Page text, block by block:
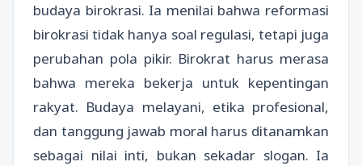
budaya birokrasi. Ia menilai bahwa reformasi
birokrasi tidak hanya soal regulasi, tetapi juga
perubahan pola pikir. Birokrat harus merasa
bahwa mereka bekerja untuk kepentingan
rakyat. Budaya melayani, etika profesional,
dan tanggung jawab moral harus ditanamkan
sebagai nilai inti, bukan sekadar slogan. Ia